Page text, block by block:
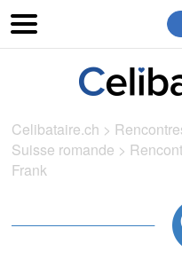
Celibataire.ch >
Suisse romande >
Frank